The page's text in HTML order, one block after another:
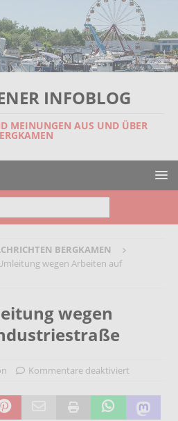
INFOBLOG
MEINUNGEN AUS UND ÜBER
BERGKAMEN
wegen Arbeiten auf
wegen
Kommentare deaktiviert